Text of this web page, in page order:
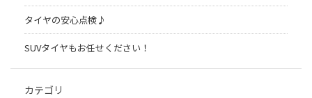
タイヤの安心点検♪
SUVタイヤもお任せください！
カテゴリ